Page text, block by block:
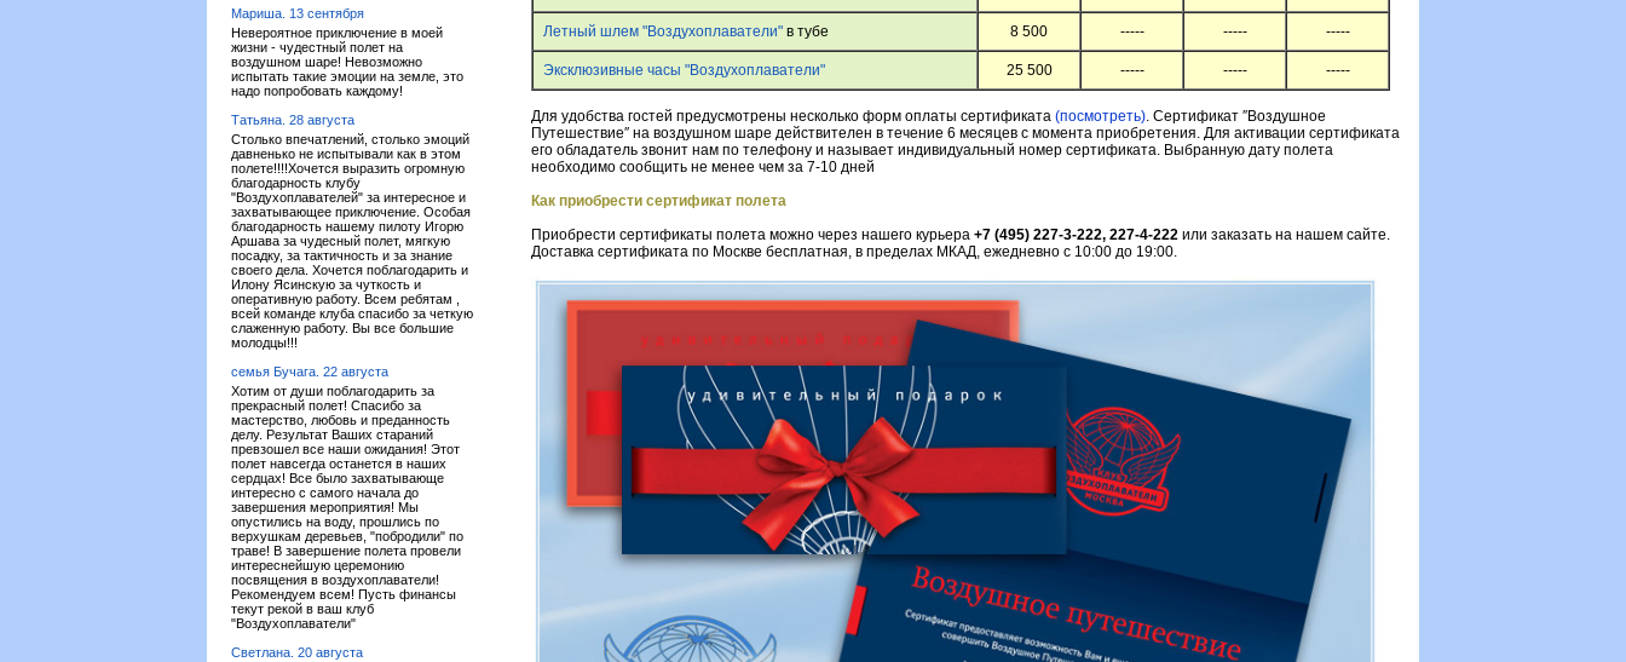
Мариша. 13 сентября
Невероятное приключение в моей
жизни - чудестный полет на
воздушном шаре! Невозможно
испытать такие эмоции на земле, это
надо попробовать каждому!
Татьяна. 28 августа
Столько впечатлений, столько эмоций
давненько не испытывали как в этом
полете!!!!Хочется выразить огромную
благодарность клубу
"Воздухоплавателей" за интересное и
захватывающее приключение. Особая
благодарность нашему пилоту Игорю
Аршава за чудесный полет, мягкую
посадку, за тактичность и за знание
своего дела. Хочется поблагодарить и
Илону Ясинскую за чуткость и
оперативную работу. Всем ребятам ,
всей команде клуба спасибо за четкую
слаженную работу. Вы все большие
молодцы!!!
семья Бучага. 22 августа
Хотим от души поблагодарить за
прекрасный полет! Спасибо за
мастерство, любовь и преданность
делу. Результат Ваших стараний
превзошел все наши ожидания! Этот
полет навсегда останется в наших
сердцах! Все было захватывающе
интересно с самого начала до
завершения мероприятия! Мы
опустились на воду, прошлись по
верхушкам деревьев, "побродили" по
траве! В завершение полета провели
интереснейшую церемонию
посвящения в воздухоплаватели!
Рекомендуем всем! Пусть финансы
текут рекой в ваш клуб
"Воздухоплаватели"
Светлана. 20 августа
Летный шлем "Воздухоплаватели" в тубе 8 500 ----- ----- -----
Эксклюзивные часы "Воздухоплаватели" 25 500 ----- ----- -----
Для удобства гостей предусмотрены несколько форм оплаты сертификата (посмотреть). Cертификат ″Воздушное
Путешествие″ на воздушном шаре действителен в течение 6 месяцев с момента приобретения. Для активации сертификата
его обладатель звонит нам по телефону и называет индивидуальный номер сертификата. Выбранную дату полета
необходимо сообщить не менее чем за 7-10 дней
Как приобрести сертификат полета
Приобрести сертификаты полета можно через нашего курьера +7 (495) 227-3-222, 227-4-222 или заказать на нашем сайте.
Доставка сертификата по Москве бесплатная, в пределах МКАД, ежедневно с 10:00 до 19:00.